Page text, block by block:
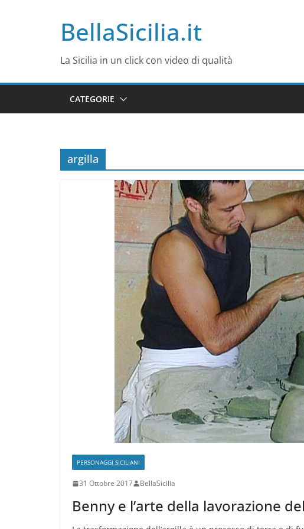
BellaSicilia.it
La Sicilia in un click con video di qualità
CATEGORIE
argilla
PERSONAGGI SICILIANI
31 Ottobre 2017 BellaSicilia
Benny e l’arte della lavorazione